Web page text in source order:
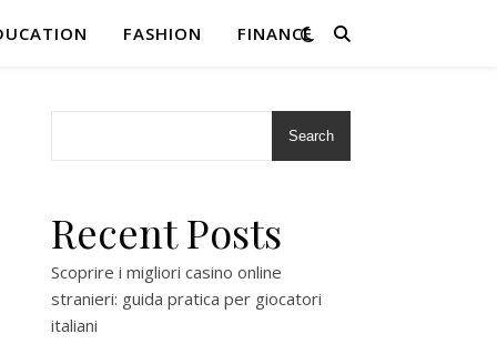
FASHION FINANCE
Search
Recent Posts
Scoprire i migliori casino online
stranieri: guida pratica per giocatori
italiani